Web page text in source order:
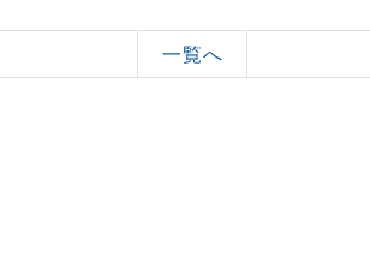
一覧へ